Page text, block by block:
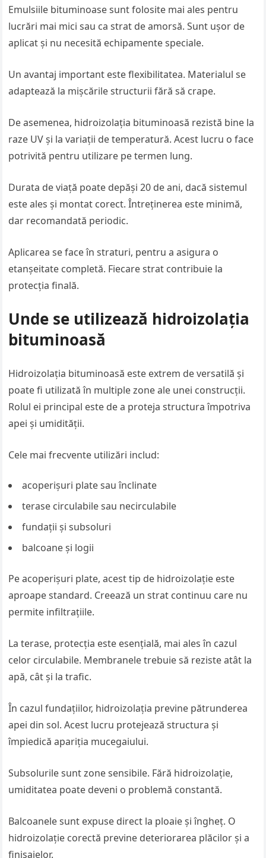
Emulsiile bituminoase sunt folosite mai ales pentru
lucrări mai mici sau ca strat de amorsă. Sunt ușor de
aplicat și nu necesită echipamente speciale.
Un avantaj important este flexibilitatea. Materialul se
adaptează la mișcările structurii fără să crape.
De asemenea, hidroizolația bituminoasă rezistă bine la
raze UV și la variații de temperatură. Acest lucru o face
potrivită pentru utilizare pe termen lung.
Durata de viață poate depăși 20 de ani, dacă sistemul
este ales și montat corect. Întreținerea este minimă,
dar recomandată periodic.
Aplicarea se face în straturi, pentru a asigura o
etanșeitate completă. Fiecare strat contribuie la
protecția finală.
Unde se utilizează hidroizolația
bituminoasă
Hidroizolația bituminoasă este extrem de versatilă și
poate fi utilizată în multiple zone ale unei construcții.
Rolul ei principal este de a proteja structura împotriva
apei și umidității.
Cele mai frecvente utilizări includ:
acoperișuri plate sau înclinate
terase circulabile sau necirculabile
fundații și subsoluri
balcoane și logii
Pe acoperișuri plate, acest tip de hidroizolație este
aproape standard. Creează un strat continuu care nu
permite infiltrațiile.
La terase, protecția este esențială, mai ales în cazul
celor circulabile. Membranele trebuie să reziste atât la
apă, cât și la trafic.
În cazul fundațiilor, hidroizolația previne pătrunderea
apei din sol. Acest lucru protejează structura și
împiedică apariția mucegaiului.
Subsolurile sunt zone sensibile. Fără hidroizolație,
umiditatea poate deveni o problemă constantă.
Balcoanele sunt expuse direct la ploaie și îngheț. O
hidroizolație corectă previne deteriorarea plăcilor și a
finisajelor.